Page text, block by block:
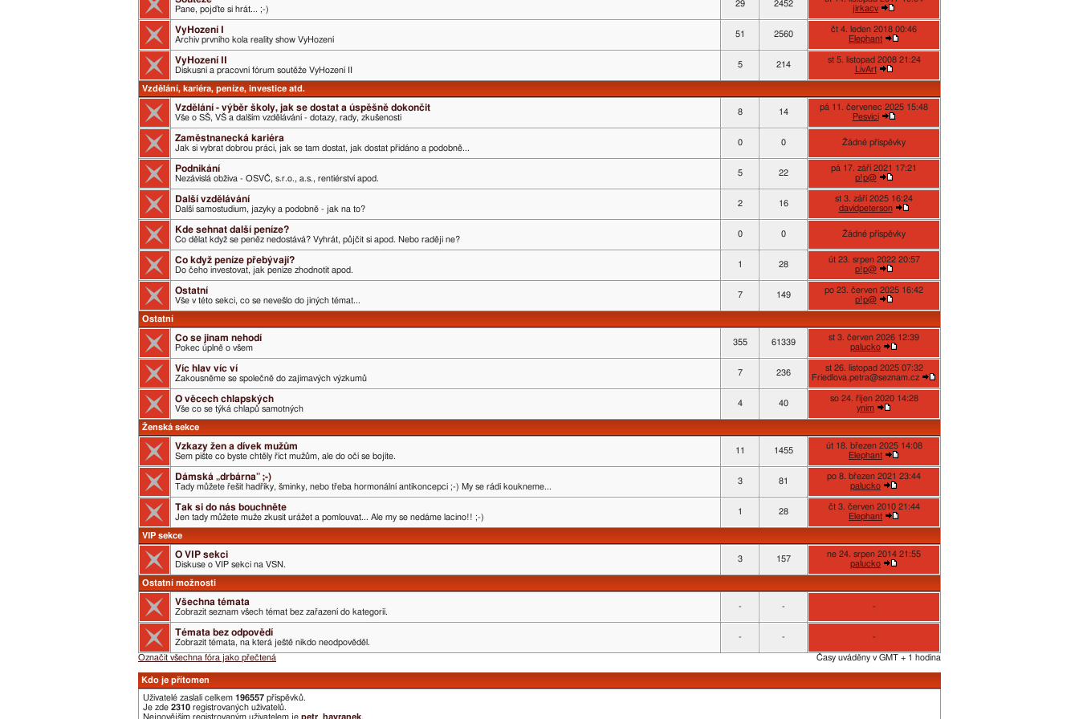
Pane, pojďte si hrát... ;-)
29 2452
jirkacv
VyHození I
Archiv prvního kola reality show VyHození
51 2560
čt 4. leden 2018 00:46
Elephant
VyHození II
Diskusní a pracovní fórum soutěže VyHození II
5 214
st 5. listopad 2008 21:24
LivArt
Vzdělání, kariéra, peníze, investice atd.
Vzdělání - výběr školy, jak se dostat a úspěšně dokončit
Vše o SŠ, VŠ a dalším vzdělávání - dotazy, rady, zkušenosti
8 14
pá 11. červenec 2025 15:48
Pesvici
Zaměstnanecká kariéra
Jak si vybrat dobrou práci, jak se tam dostat, jak dostat přidáno a podobně...
0 0 Žádné příspěvky
Podnikání
Nezávislá obživa - OSVČ, s.r.o., a.s., rentiérství apod.
5 22
pá 17. září 2021 17:21
p!p@
Další vzdělávání
Další samostudium, jazyky a podobně - jak na to?
2 16
st 3. září 2025 16:24
davidpeterson
Kde sehnat další peníze?
Co dělat když se peněz nedostává? Vyhrát, půjčit si apod. Nebo raději ne?
0 0 Žádné příspěvky
Co když peníze přebývají?
Do čeho investovat, jak peníze zhodnotit apod.
1 28
út 23. srpen 2022 20:57
p!p@
Ostatní
Vše v této sekci, co se nevešlo do jiných témat...
7 149
po 23. červen 2025 16:42
p!p@
Ostatní
Co se jinam nehodí
Pokec úplně o všem
355 61339
st 3. červen 2026 12:39
palucko
Víc hlav víc ví
Zakousněme se společně do zajímavých výzkumů
7 236
st 26. listopad 2025 07:32
Friedlova.petra@seznam.cz
O věcech chlapských
Vše co se týká chlapů samotných
4 40
so 24. říjen 2020 14:28
ynim
Ženská sekce
Vzkazy žen a dívek mužům
Sem pište co byste chtěly říct mužům, ale do očí se bojíte.
11 1455
út 18. březen 2025 14:08
Elephant
Dámská „drbárna” ;-)
Tady můžete řešit hadříky, šminky, nebo třeba hormonální antikoncepci ;-) My se rádi koukneme...
3 81
po 8. březen 2021 23:44
palucko
Tak si do nás bouchněte
Jen tady můžete muže zkusit urážet a pomlouvat... Ale my se nedáme lacino!! ;-)
1 28
čt 3. červen 2010 21:44
Elephant
VIP sekce
O VIP sekci
Diskuse o VIP sekci na VSN.
3 157
ne 24. srpen 2014 21:55
palucko
Ostatní možnosti
Všechna témata
Zobrazit seznam všech témat bez zařazení do kategorií.
- - -
Témata bez odpovědí
Zobrazit témata, na která ještě nikdo neodpověděl.
- - -
Časy uváděny v GMT + 1 hodina
Označit všechna fóra jako přečtená
Kdo je přítomen
Uživatelé zaslali celkem 196557 příspěvků.
Je zde 2310 registrovaných uživatelů.
Nejnovějším registrovaným uživatelem je petr_havranek.